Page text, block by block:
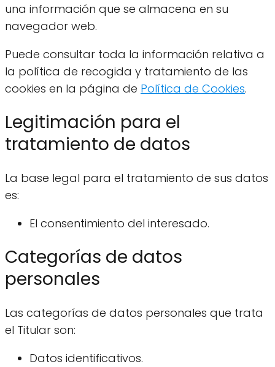
una información que se almacena en su
navegador web.
Puede consultar toda la información relativa a
la política de recogida y tratamiento de las
cookies en la página de Política de Cookies.
Legitimación para el
tratamiento de datos
La base legal para el tratamiento de sus datos
es:
El consentimiento del interesado.
Categorías de datos
personales
Las categorías de datos personales que trata
el Titular son:
Datos identificativos.